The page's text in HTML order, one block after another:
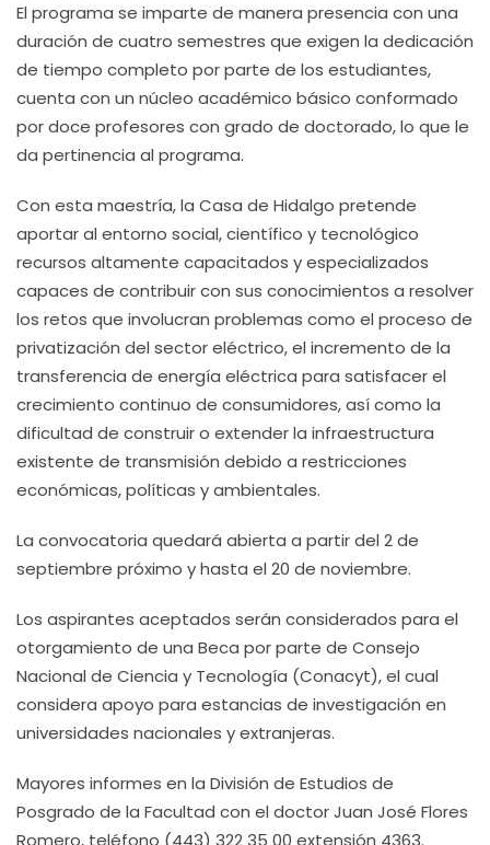
El programa se imparte de manera presencia con una
duración de cuatro semestres que exigen la dedicación
de tiempo completo por parte de los estudiantes,
cuenta con un núcleo académico básico conformado
por doce profesores con grado de doctorado, lo que le
da pertinencia al programa.
Con esta maestría, la Casa de Hidalgo pretende
aportar al entorno social, científico y tecnológico
recursos altamente capacitados y especializados
capaces de contribuir con sus conocimientos a resolver
los retos que involucran problemas como el proceso de
privatización del sector eléctrico, el incremento de la
transferencia de energía eléctrica para satisfacer el
crecimiento continuo de consumidores, así como la
dificultad de construir o extender la infraestructura
existente de transmisión debido a restricciones
económicas, políticas y ambientales.
La convocatoria quedará abierta a partir del 2 de
septiembre próximo y hasta el 20 de noviembre.
Los aspirantes aceptados serán considerados para el
otorgamiento de una Beca por parte de Consejo
Nacional de Ciencia y Tecnología (Conacyt), el cual
considera apoyo para estancias de investigación en
universidades nacionales y extranjeras.
Mayores informes en la División de Estudios de
Posgrado de la Facultad con el doctor Juan José Flores
Romero, teléfono (443) 322 35 00 extensión 4363.